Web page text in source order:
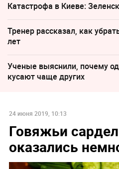
Катастрофа в Киеве:
Тренер рассказал, как
лет
Ученые выяснили, почему
кусают чаще других
24 июня 2019, 10:13
Говяжьи
оказались